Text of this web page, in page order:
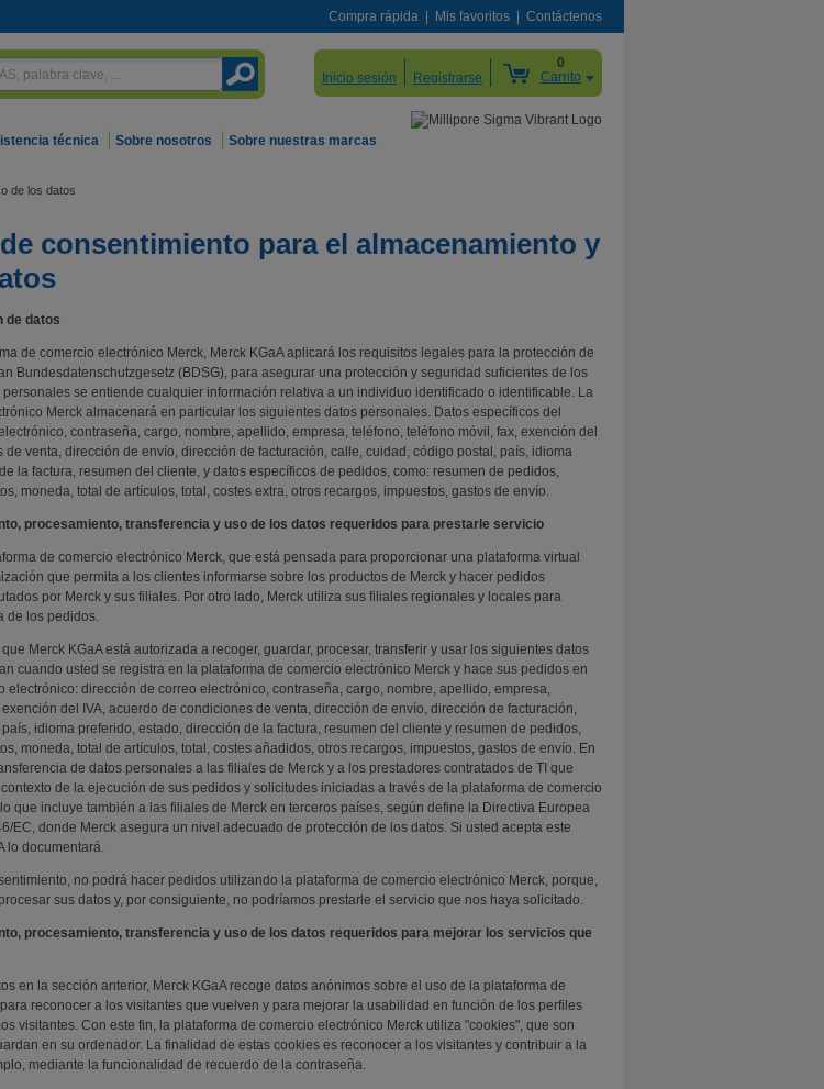
Compra rápida Mis favoritos Contáctenos
Inicio sesión Registrarse
0
Carrito
técnica Sobre nosotros Sobre nuestras marcas
de los datos
consentimiento para el almacenamiento y
de datos
de comercio electrónico Merck, Merck KGaA aplicará los requisitos legales para la protección de
Bundesdatenschutzgesetz (BDSG), para asegurar una protección y seguridad suficientes de los
se entiende cualquier información relativa a un individuo identificado o identificable. La
Merck almacenará en particular los siguientes datos personales. Datos específicos del
contraseña, cargo, nombre, apellido, empresa, teléfono, teléfono móvil, fax, exención del
de venta, dirección de envío, dirección de facturación, calle, cuidad, código postal, país, idioma
la factura, resumen del cliente, y datos específicos de pedidos, como: resumen de pedidos,
moneda, total de artículos, total, costes extra, otros recargos, impuestos, gastos de envío.
procesamiento, transferencia y uso de los datos requeridos para prestarle servicio
de comercio electrónico Merck, que está pensada para proporcionar una plataforma virtual
que permita a los clientes informarse sobre los productos de Merck y hacer pedidos
por Merck y sus filiales. Por otro lado, Merck utiliza sus filiales regionales y locales para
de los pedidos.
Merck KGaA está autorizada a recoger, guardar, procesar, transferir y usar los siguientes datos
cuando usted se registra en la plataforma de comercio electrónico Merck y hace sus pedidos en
electrónico: dirección de correo electrónico, contraseña, cargo, nombre, apellido, empresa,
del IVA, acuerdo de condiciones de venta, dirección de envío, dirección de facturación,
idioma preferido, estado, dirección de la factura, resumen del cliente y resumen de pedidos,
moneda, total de artículos, total, costes añadidos, otros recargos, impuestos, gastos de envío. En
de datos personales a las filiales de Merck y a los prestadores contratados de TI que
de la ejecución de sus pedidos y solicitudes iniciadas a través de la plataforma de comercio
que incluye también a las filiales de Merck en terceros países, según define la Directiva Europea
EC, donde Merck asegura un nivel adecuado de protección de los datos. Si usted acepta este
lo documentará.
no podrá hacer pedidos utilizando la plataforma de comercio electrónico Merck, porque,
sus datos y, por consiguiente, no podríamos prestarle el servicio que nos haya solicitado.
procesamiento, transferencia y uso de los datos requeridos para mejorar los servicios que
en la sección anterior, Merck KGaA recoge datos anónimos sobre el uso de la plataforma de
reconocer a los visitantes que vuelven y para mejorar la usabilidad en función de los perfiles
visitantes. Con este fin, la plataforma de comercio electrónico Merck utiliza "cookies", que son
en su ordenador. La finalidad de estas cookies es reconocer a los visitantes y contribuir a la
mediante la funcionalidad de recuerdo de la contraseña.